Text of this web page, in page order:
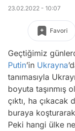
23.02.2022 - 10:07
Favori
Geçtiğimiz
Putin’in Ukrayna
tanımasıyla
boyuta taşınmış
çıktı, ha
buraya
Peki hangi ülke